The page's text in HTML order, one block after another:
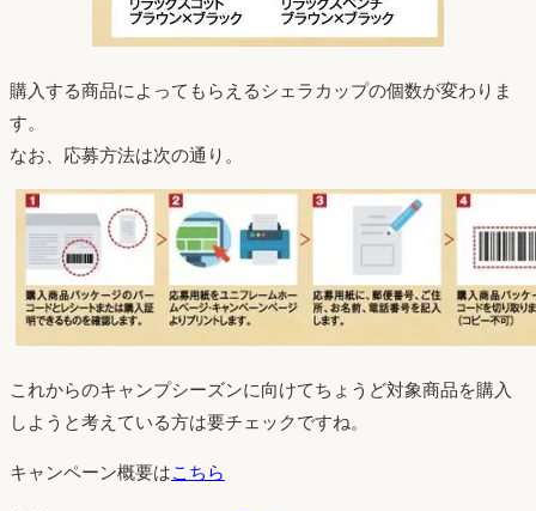
購入する商品によってもらえるシェラカップの個数が変わりま
す。
なお、応募方法は次の通り。
これからのキャンプシーズンに向けてちょうど対象商品を購入
しようと考えている方は要チェックですね。
キャンペーン概要はこちら